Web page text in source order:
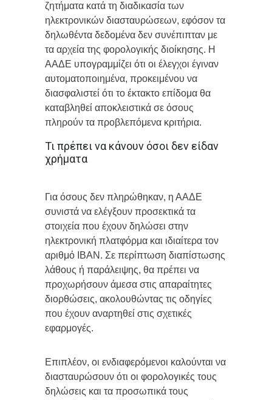
ζητήματα κατά τη διαδικασία των
ηλεκτρονικών διασταυρώσεων, εφόσον τα
δηλωθέντα δεδομένα δεν συνέπιπταν με
τα αρχεία της φορολογικής διοίκησης. Η
ΑΑΔΕ υπογραμμίζει ότι οι έλεγχοι έγιναν
αυτοματοποιημένα, προκειμένου να
διασφαλιστεί ότι το έκτακτο επίδομα θα
καταβληθεί αποκλειστικά σε όσους
πληρούν τα προβλεπόμενα κριτήρια.
Τι πρέπει να κάνουν όσοι δεν είδαν
χρήματα
Για όσους δεν πληρώθηκαν, η ΑΑΔΕ
συνιστά να ελέγξουν προσεκτικά τα
στοιχεία που έχουν δηλώσει στην
ηλεκτρονική πλατφόρμα και ιδιαίτερα τον
αριθμό ΙΒΑΝ. Σε περίπτωση διαπίστωσης
λάθους ή παράλειψης, θα πρέπει να
προχωρήσουν άμεσα στις απαραίτητες
διορθώσεις, ακολουθώντας τις οδηγίες
που έχουν αναρτηθεί στις σχετικές
εφαρμογές.
Επιπλέον, οι ενδιαφερόμενοι καλούνται να
διασταυρώσουν ότι οι φορολογικές τους
δηλώσεις και τα προσωπικά τους